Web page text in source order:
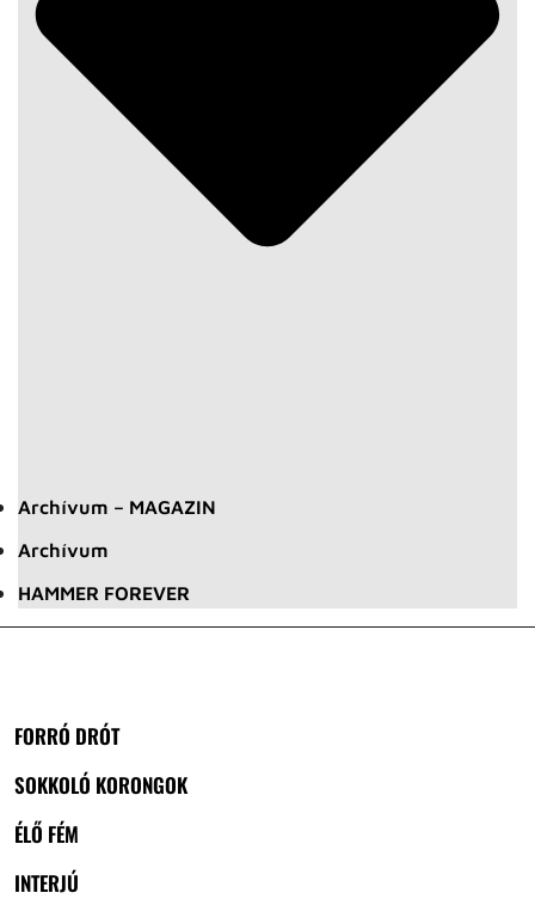
Archívum – MAGAZIN
Archívum
HAMMER FOREVER
FORRÓ DRÓT
SOKKOLÓ KORONGOK
ÉLŐ FÉM
INTERJÚ